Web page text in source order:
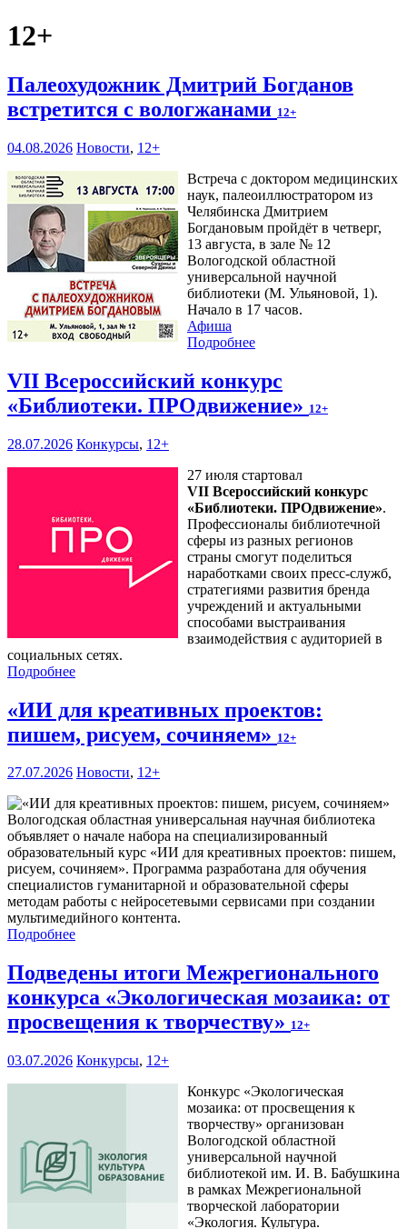
12+
Палеохудожник Дмитрий Богданов
встретится с вологжанами 12+
04.08.2026 Новости, 12+
Встреча с доктором медицинских
наук, палеоиллюстратором из
Челябинска Дмитрием
Богдановым пройдёт в четверг,
13 августа, в зале № 12
Вологодской областной
универсальной научной
библиотеки (М. Ульяновой, 1).
Начало в 17 часов.
Афиша
Подробнее
VII Всероссийский конкурс
«Библиотеки. ПРОдвижение» 12+
28.07.2026 Конкурсы, 12+
27 июля стартовал
VII Всероссийский конкурс
«Библиотеки. ПРОдвижение».
Профессионалы библиотечной
сферы из разных регионов
страны смогут поделиться
наработками своих пресс-служб,
стратегиями развития бренда
учреждений и актуальными
способами выстраивания
взаимодействия с аудиторией в
социальных сетях.
Подробнее
«ИИ для креативных проектов:
пишем, рисуем, сочиняем» 12+
27.07.2026 Новости, 12+
Вологодская областная универсальная научная библиотека
объявляет о начале набора на специализированный
образовательный курс «ИИ для креативных проектов: пишем,
рисуем, сочиняем». Программа разработана для обучения
специалистов гуманитарной и образовательной сферы
методам работы с нейросетевыми сервисами при создании
мультимедийного контента.
Подробнее
Подведены итоги Межрегионального
конкурса «Экологическая мозаика: от
просвещения к творчеству» 12+
03.07.2026 Конкурсы, 12+
Конкурс «Экологическая
мозаика: от просвещения к
творчеству» организован
Вологодской областной
универсальной научной
библиотекой им. И. В. Бабушкина
в рамках Межрегиональной
творческой лаборатории
«Экология. Культура.